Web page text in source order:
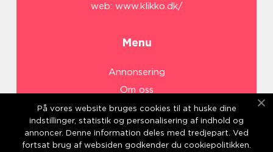
web: www.klikko.dk/
Menu
Annonsering
Om oss
Cookies
Kontakta oss
Sitemap
På vores website bruges cookies til at huske dine
indstillinger, statistik og personalisering af indhold og
annoncer. Denne information deles med tredjepart. Ved
fortsat brug af websiden godkender du cookiepolitikken.